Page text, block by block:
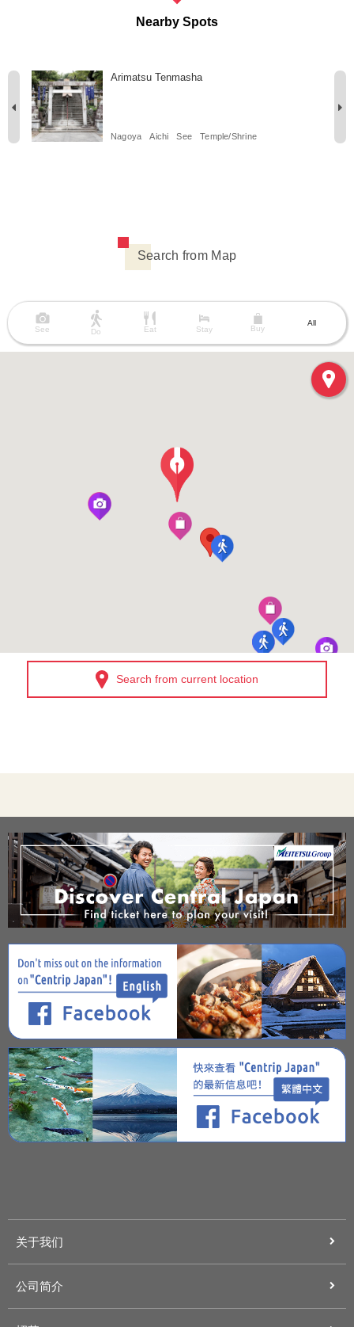
Nearby Spots
Arimatsu Tenmasha
Nagoya Aichi See Temple/Shrine
Search from Map
See Do Eat Stay Buy
All
Search from current location
关于我们
公司简介